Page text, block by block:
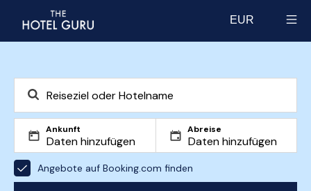
EUR
Ankunft Abreise
Angebote auf Booking.com finden